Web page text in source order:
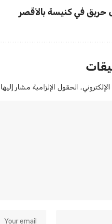
حريق في كنيسة بالأقصر
الحقول الإلزامية مشار إليها